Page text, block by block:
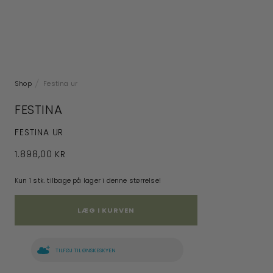
Shop Festina ur
FESTINA
FESTINA UR
1.898,00 KR
Kun 1 stk. tilbage på lager i denne størrelse!
LÆG I KURVEN
TILFØJ TIL ØNSKESKYEN